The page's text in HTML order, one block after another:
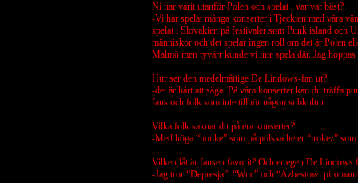
Ni har varit utanför Polen och spelat , var var bäst?
-Vi har spelat många konserter i Tjeckien med våra
spelat i Slovakien på festivaler som Punk island och
människor och det spelar ingen roll om det är Polen
Malmö men tyvärr kunde vi inte spela där. Jag hoppas
Hur ser den medelmåttige De Lindows-fan ut?
-det är hårt att säga. På våra konserter kan du träffa
fans och folk som inte tillhör någon subkultur.
Vilka folk saknar du på era konserter?
-Med höga “houke” som på polska heter “irokez”
Vilken låt är fansen favorit? Och er egen De Lindows
-Jag tror “Depresja”, “Wnc” och “Azbestowi